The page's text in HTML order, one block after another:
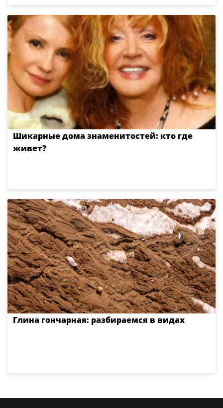
Шикарные дома знаменитостей: кто где
живет?
Глина гончарная: разбираемся в видах